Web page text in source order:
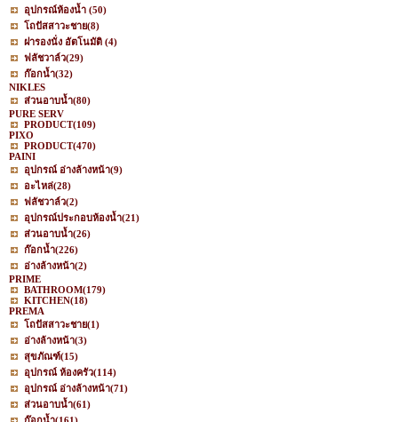
อุปกรณ์ห้องน้ำ (50)
โถปัสสาวะชาย(8)
ฝารองนั่ง อัตโนมัติ (4)
ฟลัชวาล์ว(29)
ก๊อกน้ำ(32)
NIKLES
ส่วนอาบน้ำ(80)
PURE SERV
PRODUCT(109)
PIXO
PRODUCT(470)
PAINI
อุปกรณ์ อ่างล้างหน้า(9)
อะไหล่(28)
ฟลัชวาล์ว(2)
อุปกรณ์ประกอบห้องน้ำ(21)
ส่วนอาบน้ำ(26)
ก๊อกน้ำ(226)
อ่างล้างหน้า(2)
PRIME
BATHROOM(179)
KITCHEN(18)
PREMA
โถปัสสาวะชาย(1)
อ่างล้างหน้า(3)
สุขภัณฑ์(15)
อุปกรณ์ ห้องครัว(114)
อุปกรณ์ อ่างล้างหน้า(71)
ส่วนอาบน้ำ(61)